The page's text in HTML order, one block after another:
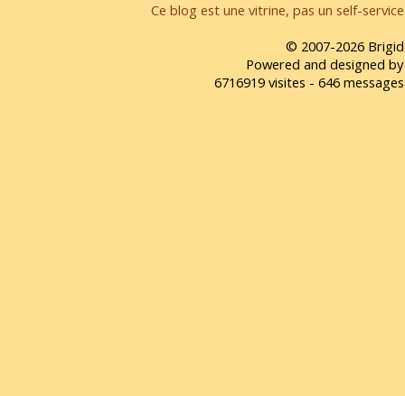
Ce blog est une vitrine, pas un self-
© 2007-2026
Powered and designed
6716919 visites - 646